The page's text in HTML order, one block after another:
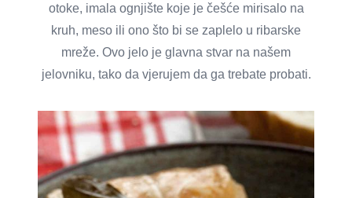
otoke, imala ognjište koje je češće mirisalo na
kruh, meso ili ono što bi se zaplelo u ribarske
mreže. Ovo jelo je glavna stvar na našem
jelovniku, tako da vjerujem da ga trebate probati.